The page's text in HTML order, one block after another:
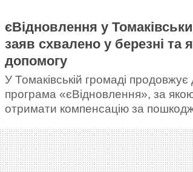
єВідновлення у
заяв схвалено у березні та
допомогу
У Томаківській громаді
програма «єВідновлення», за
отримати компенсацію за